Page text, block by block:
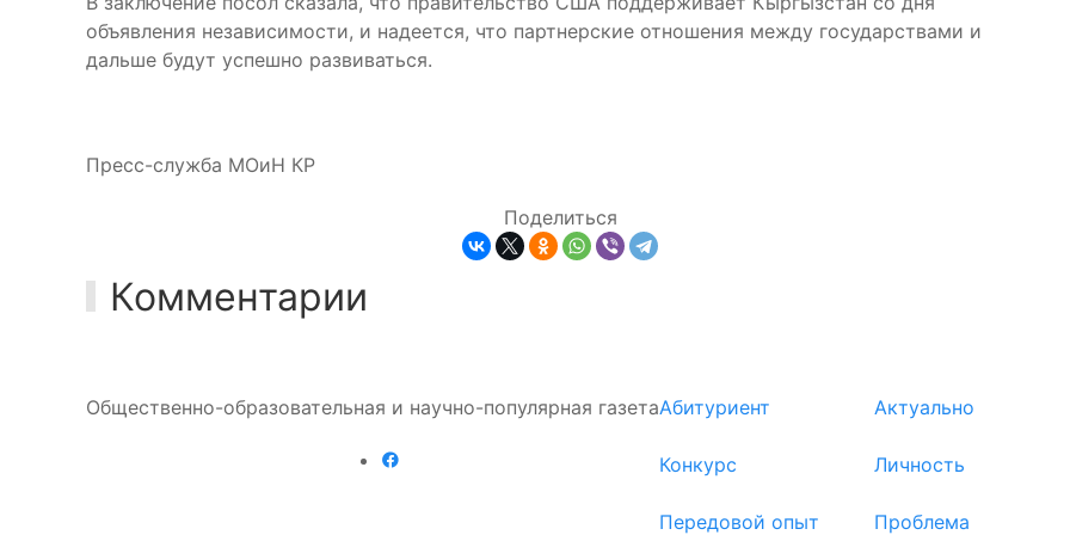
объявления независимости, и надеется, что партнерские отношения между государствами и
дальше будут успешно развиваться.
Пресс-служба МОиН КР
Поделиться
Комментарии
Общественно-образовательная и научно-популярная газетаАбитуриент Актуально
Конкурс Личность
Передовой опыт Проблема